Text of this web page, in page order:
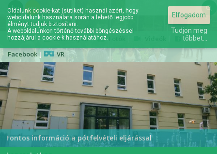
hu
en
Elérhetőségek
Hírek| Események| Fotók
Facebook| VR
A jövőd itt kezdődik...
Fontos információ a pótfelvételi eljárással
Oldalunk cookie-kat (sütiket) használ azért, hogy
weboldalunk használata során a lehető legjobb
élményt tudjuk biztosítani.
A weboldalunkon történő további böngészéssel
hozzájárul a cookie-k használatához.
Elfogadom
Tudjon meg
többet...